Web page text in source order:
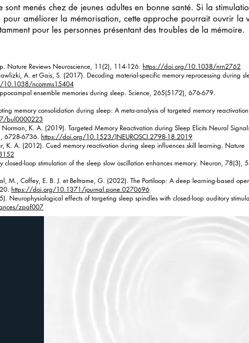
menés chez de jeunes adultes en bonne santé. Si la
améliorer la mémorisation, cette approche pourrait ouvrir la
pour les personnes présentant des troubles de la mémoire.
Nature Reviews Neuroscience, 11(2), 114-126. https://doi.org/10.1038/nrn2762
A. et Gais, S. (2017). Decoding material-specific memory reprocessing during
ncomms15404
ensemble memories during sleep. Science, 265(5172), 676-679.
memory consolidation during sleep: A meta-analysis of targeted memory
bul0000223
K. A. (2019). Targeted Memory Reactivation during Sleep Elicits Neural
6728-6736. https://doi.org/10.1523/JNEUROSCI.2798-18.2019
K. A. (2012). Cued memory reactivation during sleep influences skill learning. Nature
loop stimulation of the sleep slow oscillation enhances memory. Neuron, 78(3),
M., Coffey, E. B. J. et Beltrame, G. (2022). The Portiloop: A deep learning-based
https://doi.org/10.1371/journal.pone.0270696
Neurophysiological effects of targeting sleep spindles with closed-loop auditory
zpaf007